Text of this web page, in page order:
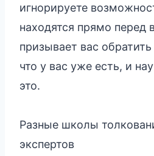
игнорируете
находятся прямо перед
призывает вас
что у вас уже есть, и
это.
Разные школы
экспертов